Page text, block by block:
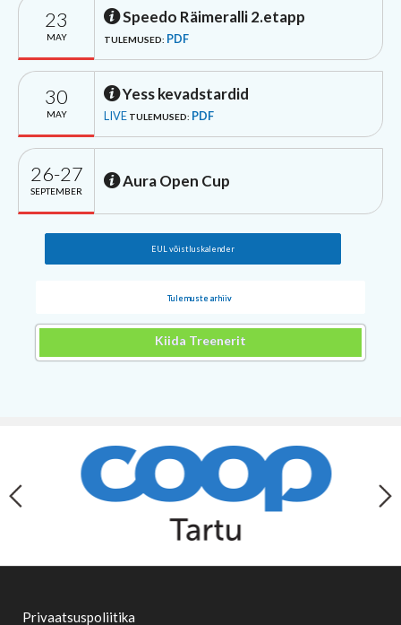
23
MAY
Speedo Räimeralli 2.etapp
TULEMUSED: PDF
30
MAY
Yess kevadstardid
LIVE TULEMUSED: PDF
26-27
SEPTEMBER
Aura Open Cup
EUL võistluskalender
Tulemuste arhiiv
Kiida Treenerit
Privaatsuspoliitika